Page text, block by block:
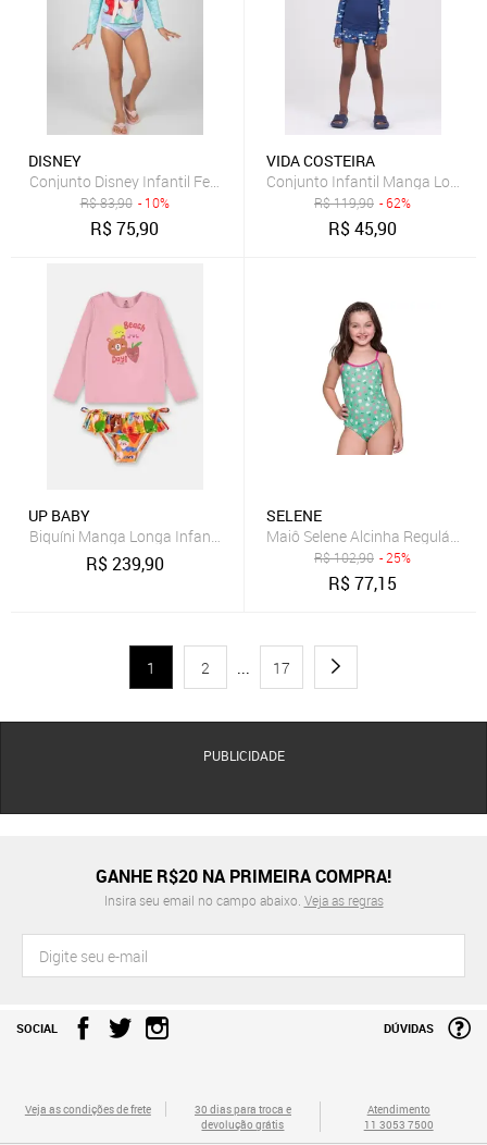
DISNEY
Conjunto Disney Infantil Feminino Camiseta e Calcinha Proteção
R$83,90 - 10%
R$75,90
VIDA COSTEIRA
Conjunto Infantil Manga Longa
R$119,90 - 62%
R$45,90
UP BABY
Biquíni Manga Longa Infantil FPS+50 Up Baby Rosa
R$239,90
SELENE
Maiô Selene Alcinha Regulável
R$102,90 - 25%
R$77,15
1 2 ... 17
PUBLICIDADE
GANHE R$20 NA PRIMEIRA COMPRA!
Insira seu email no campo abaixo. Veja as regras
SOCIAL DÚVIDAS
Veja as condições de frete
30 dias para troca e
devolução grátis
Atendimento
11 3053 7500